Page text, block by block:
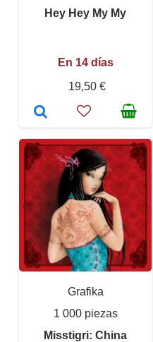
Hey Hey My My
En 14 días
19,50 €
Grafika
1 000 piezas
Misstigri: China